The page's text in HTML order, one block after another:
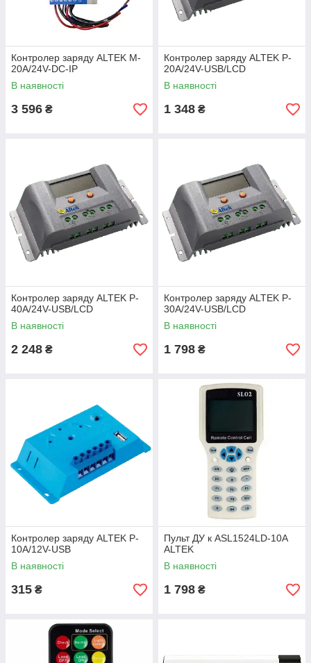
Контролер заряду ALTEK M-
20А/24V-DC-IP
В наявності
3 596 ₴
Контролер заряду ALTEK P-
20А/24V-USB/LCD
В наявності
1 348 ₴
Контролер заряду ALTEK P-
40А/24V-USB/LCD
В наявності
2 248 ₴
Контролер заряду ALTEK P-
30А/24V-USB/LCD
В наявності
1 798 ₴
Контролер заряду ALTEK P-
10А/12V-USB
В наявності
315 ₴
Пульт ДУ к ASL1524LD-10A
ALTEK
В наявності
1 798 ₴